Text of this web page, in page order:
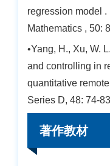
regression model
Mathematics , 50:
•Yang, H., Xu, W.
and controlling in
quantitative
Series D, 48: 74-
著作教材